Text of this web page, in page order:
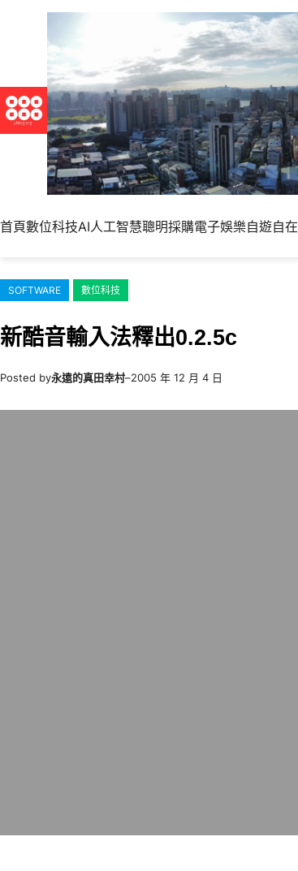
內
容
首頁數位科技AI人工智慧聰明採購電子娛樂自遊自在
SOFTWARE 數位科技
新酷音輸入法釋出0.2.5c
Posted by永遠的真田幸村–2005 年 12 月 4 日